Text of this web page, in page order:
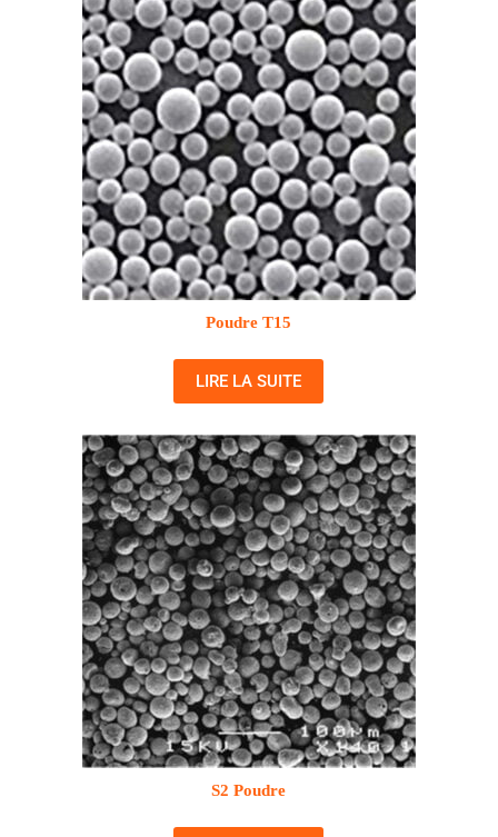
Poudre T15
LIRE LA SUITE
S2 Poudre